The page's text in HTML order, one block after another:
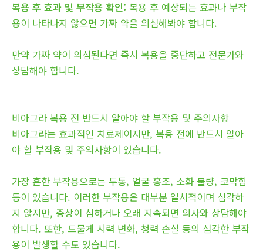
복용 후 효과 및 부작용 확인: 복용 후 예상되는 효과나 부작
용이 나타나지 않으면 가짜 약을 의심해봐야 합니다.
만약 가짜 약이 의심된다면 즉시 복용을 중단하고 전문가와
상담해야 합니다.
비아그라 복용 전 반드시 알아야 할 부작용 및 주의사항
비아그라는 효과적인 치료제이지만, 복용 전에 반드시 알아
야 할 부작용 및 주의사항이 있습니다.
가장 흔한 부작용으로는 두통, 얼굴 홍조, 소화 불량, 코막힘
등이 있습니다. 이러한 부작용은 대부분 일시적이며 심각하
지 않지만, 증상이 심하거나 오래 지속되면 의사와 상담해야
합니다. 또한, 드물게 시력 변화, 청력 손실 등의 심각한 부작
용이 발생할 수도 있습니다.